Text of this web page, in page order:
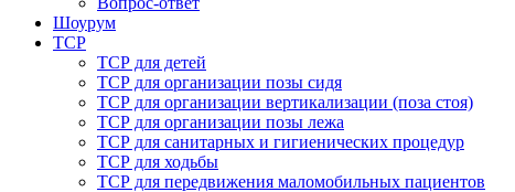
Шоурум
ТСР
ТСР для детей
ТСР для организации позы сидя
ТСР для организации вертикализации (поза стоя)
ТСР для организации позы лежа
ТСР для санитарных и гигиенических процедур
ТСР для ходьбы
ТСР для передвижения маломобильных пациентов